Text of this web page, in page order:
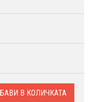
В КОЛИЧКАТА